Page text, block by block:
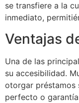
se transfiere a la
inmediato,
Ventajas
Una de las
su accesibilidad.
otorgar préstamos
perfecto o